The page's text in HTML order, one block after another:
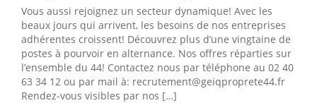
Vous aussi rejoignez un secteur dynamique! Avec les
beaux jours qui arrivent, les besoins de nos entreprises
adhérentes croissent! Découvrez plus d’une vingtaine de
postes à pourvoir en alternance. Nos offres réparties sur
l’ensemble du 44! Contactez nous par téléphone au 02 40
63 34 12 ou par mail à: recrutement@geiqproprete44.fr
Rendez-vous visibles par nos […]